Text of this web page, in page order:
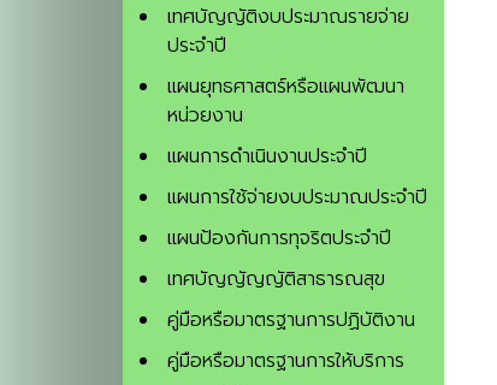
เทศบัญญัติงบประมาณรายจ่าย
ประจำปี
แผนยุทธศาสตร์หรือแผนพัฒนา
หน่วยงาน
แผนการดำเนินงานประจำปี
แผนการใช้จ่ายงบประมาณประจำปี
แผนป้องกันการทุจริตประจําปี
เทศบัญญัญญัติสาธารณสุข
คู่มือหรือมาตรฐานการปฏิบัติงาน
คู่มือหรือมาตรฐานการให้บริการ